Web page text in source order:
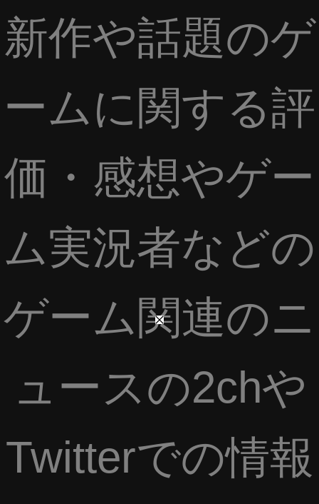
新作や話題のゲ
ームに関する評
価・感想やゲー
ム実況者などの
ゲーム関連のニ
ュースの2chや
Twitterでの情報